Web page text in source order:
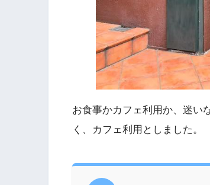
お食事かカフェ利用か、迷い
く、カフェ利用としました。